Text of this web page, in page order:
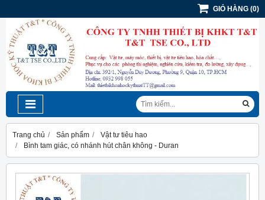
GIỎ HÀNG (0)
Trang chủ Sản phẩm
Vật tư tiêu hao
Bình tam giác, có nhánh hút chân không - Duran